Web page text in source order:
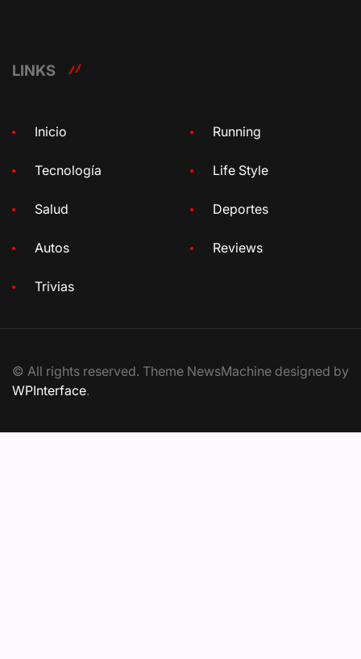
LINKS
Inicio Running
Tecnología Life Style
Salud Deportes
Autos Reviews
Trivias
© All rights reserved. Theme NewsMachine designed by
WPInterface.